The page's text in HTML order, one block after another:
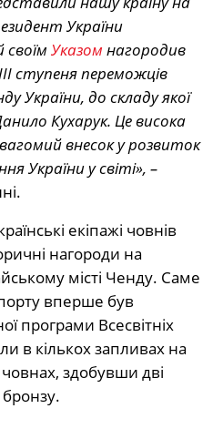
України
своїмУказом нагородив
ступеня переможців
України, до складу якої
Кухарук. Це висока
внесок у розвиток
України у світі», –
екіпажі човнів
нагороди на
місті Ченду. Саме
вперше був
програми Всесвітніх
в кількох запливах на
здобувши дві
бронзу.